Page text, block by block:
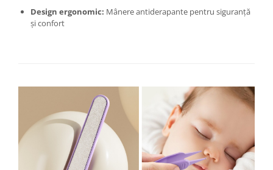
Masini de maturat manuale
Masini batut stalpi
Accesorii aragaze & butelii
Gratare
Pirostrii si accesorii pentru gatit
Plite & aragaze
Design ergonomic: Mânere antiderapante pentru siguranță
și confort